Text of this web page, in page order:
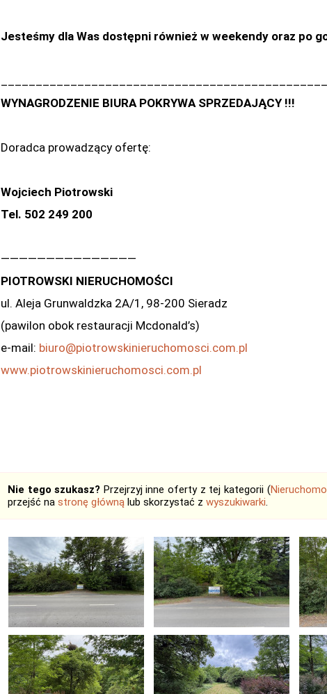
Jesteśmy dla Was dostępni również w weekendy oraz po
WYNAGRODZENIE BIURA POKRYWA SPRZEDAJĄCY !!!
Doradca prowadzący ofertę:
Wojciech Piotrowski
Tel. 502 249 200
———————————————
PIOTROWSKI NIERUCHOMOŚCI
ul. Aleja Grunwaldzka 2A/1, 98-200 Sieradz
(pawilon obok restauracji Mcdonald’s)
e-mail: biuro@piotrowskinieruchomosci.com.pl
www.piotrowskinieruchomosci.com.pl
Nie tego szukasz? Przejrzyj inne oferty z tej kategorii (
przejść na stronę główną lub skorzystać z wyszukiwarki.